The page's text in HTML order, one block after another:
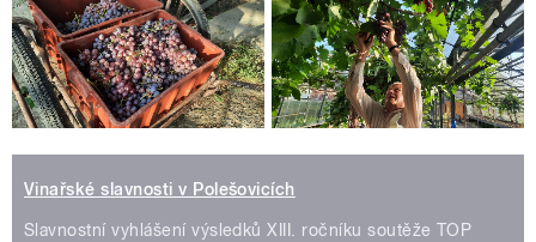
Vinařské slavnosti v Polešovicích
Slavnostní vyhlášení výsledků XIII. ročníku soutěže TOP